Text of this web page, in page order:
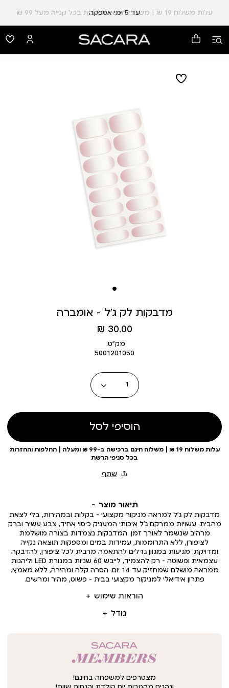
עלות משלוח 19 ₪ | משלוח חינם עד הבית בכל קנייה מעל 99 ₪ עד 5 ימי אספקה
מדבקות לק ג’ל - אומברה
מחיר
מוצר
30.00 ₪
מק״ט:
5001201050
כמות
הוסיפי לסל
עלות משלוח 19 ₪ | משלוח חינם ברכישה ב-99 ₪ ומעלה | החלפות והחזרות
בכל סניפי הרשת
תיאור מוצר
הוראות שימוש
גודל
מדבקות לק ג’ל למראה מניקור מקצועי – בקלות ובמהירות, בלי לצאת
מהבית. עשויות ממרקם ג’ל איכותי המעניק כיסוי אחיד, צבע עשיר וברק
מרהיב שנשמר לאורך זמן. המדבקות נצמדות בצורה מושלמת
לציפורן, ללא התרוממות, עמידות במים ומספקות תוצאה נקייה
ומדויקת. מגיעות במגוון גדלים להתאמה מרבית לכל ציפורן, להדבקה
עצמאית ופשוטה – רק להצמיד, לייבש 60 שניות במנורת LED וליהנות
ממראה מושלם שמחזיק עד 14 יום. הסרה קלה ומהירה, ללא מאמץ.
פתרון אידיאלי למניקור מקצועי בבית – פשוט, מהיר ומרשים.
מצטרפים למשפחה בחינם!